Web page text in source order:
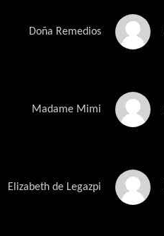
Doña Remedios
Madame Mimi
Elizabeth de Legazpi